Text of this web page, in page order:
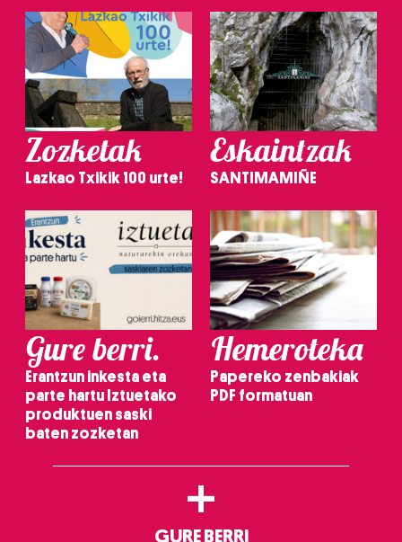
Zozketak
Lazkao Txikik 100 urte!
Eskaintzak
SANTIMAMIÑE
Gure berri.
Erantzun inkesta eta
parte hartu Iztuetako
produktuen saski
baten zozketan
Hemeroteka
Papereko zenbakiak
PDF formatuan
+
GURE BERRI